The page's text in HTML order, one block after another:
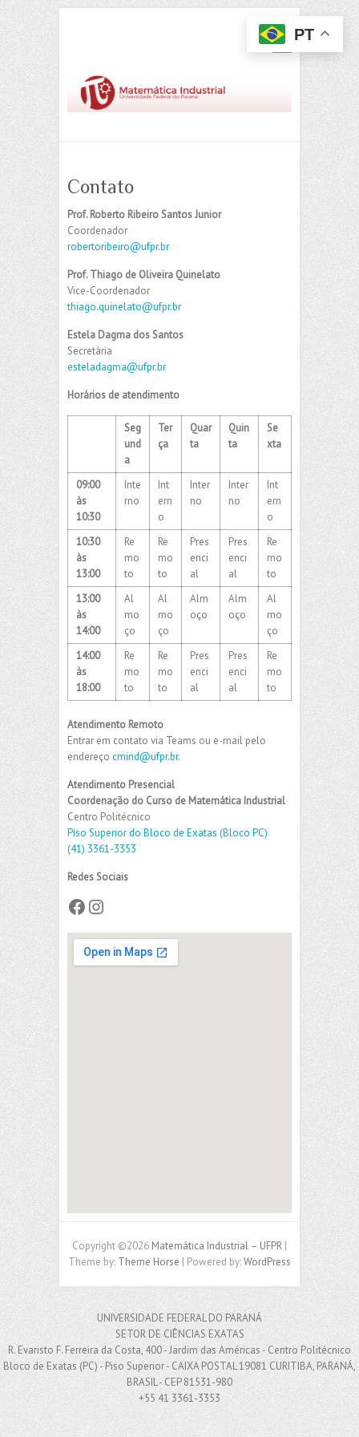
Contato
Prof. Roberto Ribeiro Santos Junior
Coordenador
robertoribeiro@ufpr.br
Prof. Thiago de Oliveira Quinelato
Vice-Coordenador
thiago.quinelato@ufpr.br
Estela Dagma dos Santos
Secretária
esteladagma@ufpr.br
Horários de atendimento
Seg
und
a
Ter
ça
Quar
ta
Quin
ta
Se
xta
09:00
às
10:30
Inte
rno
Int
ern
o
Inter
no
Inter
no
Int
ern
o
10:30
às
13:00
Re
mo
to
Re
mo
to
Pres
enci
al
Pres
enci
al
Re
mo
to
13:00
às
14:00
Al
mo
ço
Al
mo
ço
Alm
oço
Alm
oço
Al
mo
ço
14:00
às
18:00
Re
mo
to
Re
mo
to
Pres
enci
al
Pres
enci
al
Re
mo
to
Atendimento Remoto
Entrar em contato via Teams ou e-mail pelo
endereço cmind@ufpr.br.
Atendimento Presencial
Coordenação do Curso de Matemática Industrial
Centro Politécnico
Piso Superior do Bloco de Exatas (Bloco PC)
(41) 3361-3353
Redes Sociais
Facebook Instagram
free map for website
Copyright ©2026 Matemática Industrial – UFPR |
Theme by: Theme Horse | Powered by:WordPress
PT
UNIVERSIDADE FEDERAL DO PARANÁ
SETOR DE CIÊNCIAS EXATAS
R. Evaristo F. Ferreira da Costa, 400 - Jardim das Américas - Centro Politécnico
Bloco de Exatas (PC) - Piso Superior - CAIXA POSTAL 19081 CURITIBA, PARANÁ,
BRASIL - CEP 81531-980
+55 41 3361-3353